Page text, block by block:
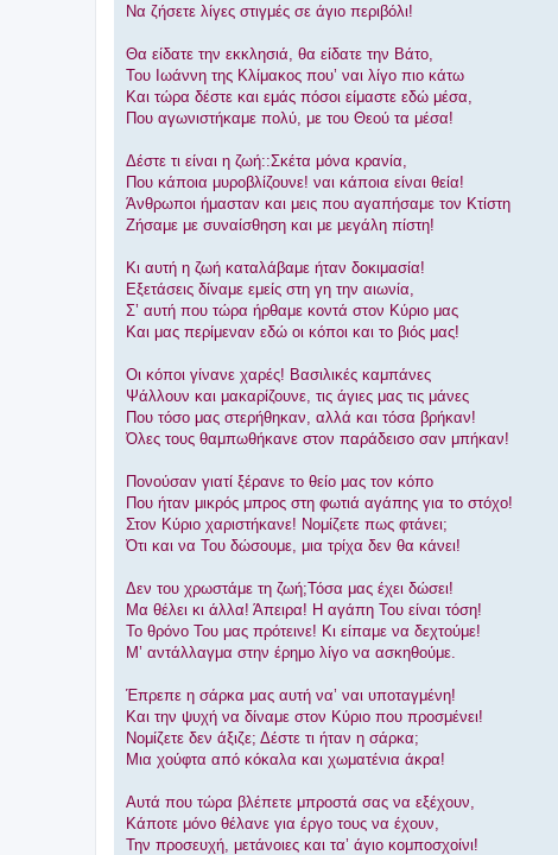
Να ζήσετε λίγες στιγμές σε άγιο περιβόλι!
Θα είδατε την εκκλησιά, θα είδατε την Βάτο,
Του Ιωάννη της Κλίμακος που’ ναι λίγο πιο κάτω
Και τώρα δέστε και εμάς πόσοι είμαστε εδώ μέσα,
Που αγωνιστήκαμε πολύ, με του Θεού τα μέσα!
Δέστε τι είναι η ζωή::Σκέτα μόνα κρανία,
Που κάποια μυροβλίζουνε! ναι κάποια είναι θεία!
Άνθρωποι ήμασταν και μεις που αγαπήσαμε τον Κτίστη
Ζήσαμε με συναίσθηση και με μεγάλη πίστη!
Κι αυτή η ζωή καταλάβαμε ήταν δοκιμασία!
Εξετάσεις δίναμε εμείς στη γη την αιωνία,
Σ’ αυτή που τώρα ήρθαμε κοντά στον Κύριο μας
Και μας περίμεναν εδώ οι κόποι και το βιός μας!
Οι κόποι γίνανε χαρές! Βασιλικές καμπάνες
Ψάλλουν και μακαρίζουνε, τις άγιες μας τις μάνες
Που τόσο μας στερήθηκαν, αλλά και τόσα βρήκαν!
Όλες τους θαμπωθήκανε στον παράδεισο σαν μπήκαν!
Πονούσαν γιατί ξέρανε το θείο μας τον κόπο
Που ήταν μικρός μπρος στη φωτιά αγάπης για το στόχο!
Στον Κύριο χαριστήκανε! Νομίζετε πως φτάνει;
Ότι και να Του δώσουμε, μια τρίχα δεν θα κάνει!
Δεν του χρωστάμε τη ζωή;Τόσα μας έχει δώσει!
Μα θέλει κι άλλα! Άπειρα! Η αγάπη Του είναι τόση!
Το θρόνο Του μας πρότεινε! Κι είπαμε να δεχτούμε!
Μ’ αντάλλαγμα στην έρημο λίγο να ασκηθούμε.
Έπρεπε η σάρκα μας αυτή να’ ναι υποταγμένη!
Και την ψυχή να δίναμε στον Κύριο που προσμένει!
Νομίζετε δεν άξιζε; Δέστε τι ήταν η σάρκα;
Μια χούφτα από κόκαλα και χωματένια άκρα!
Αυτά που τώρα βλέπετε μπροστά σας να εξέχουν,
Κάποτε μόνο θέλανε για έργο τους να έχουν,
Την προσευχή, μετάνοιες και τα’ άγιο κομποσχοίνι!